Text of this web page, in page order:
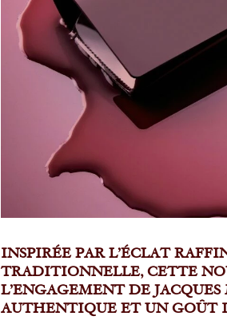
INSPIRÉE PAR L’ÉCLAT
TRADITIONNELLE, CETTE
L’ENGAGEMENT DE
AUTHENTIQUE ET UN GOÛT